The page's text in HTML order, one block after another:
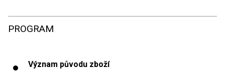
PROGRAM
Význam původu zboží